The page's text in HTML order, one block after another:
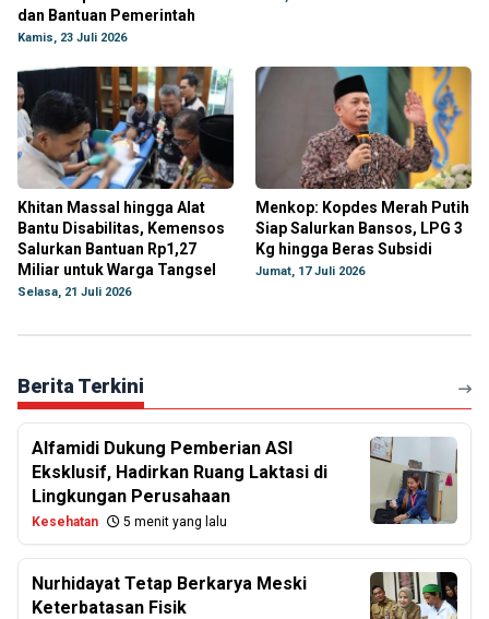
dan Bantuan Pemerintah
Kamis, 23 Juli 2026
Khitan Massal hingga Alat
Bantu Disabilitas, Kemensos
Salurkan Bantuan Rp1,27
Miliar untuk Warga Tangsel
Selasa, 21 Juli 2026
Menkop: Kopdes Merah Putih
Siap Salurkan Bansos, LPG 3
Kg hingga Beras Subsidi
Jumat, 17 Juli 2026
Berita Terkini
Alfamidi Dukung Pemberian ASI
Eksklusif, Hadirkan Ruang Laktasi di
Lingkungan Perusahaan
Kesehatan 5 menit yang lalu
Nurhidayat Tetap Berkarya Meski
Keterbatasan Fisik